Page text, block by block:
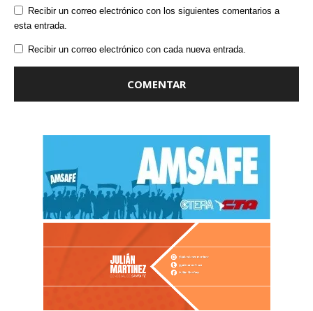
Recibir un correo electrónico con los siguientes comentarios a
esta entrada.
Recibir un correo electrónico con cada nueva entrada.